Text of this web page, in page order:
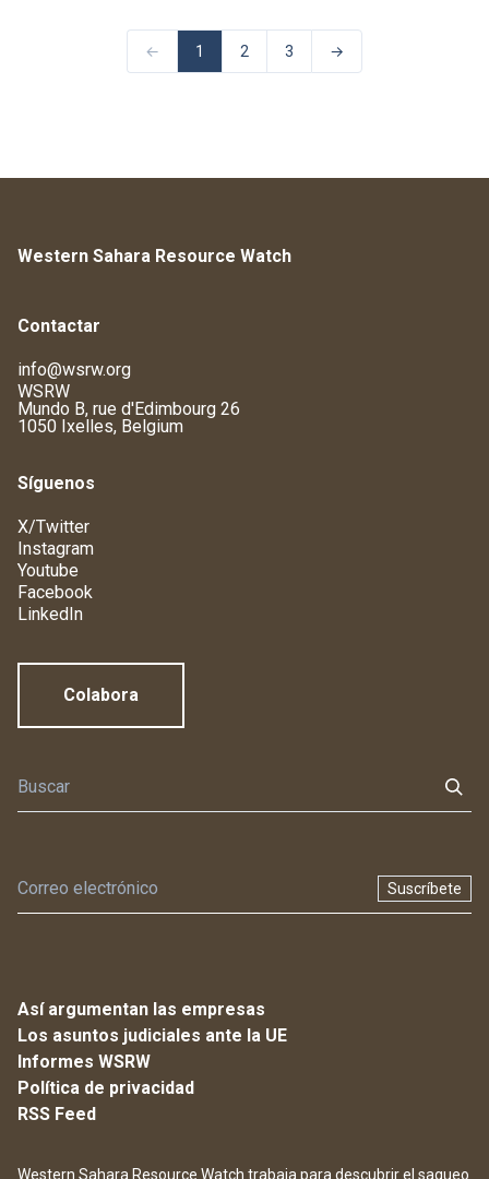
← 1 2 3 →
Western Sahara Resource Watch
Contactar
info@wsrw.org
WSRW
Mundo B, rue d'Edimbourg 26
1050 Ixelles, Belgium
Síguenos
X/Twitter
Instagram
Youtube
Facebook
LinkedIn
Colabora
Suscríbete
Así argumentan las empresas
Los asuntos judiciales ante la UE
Informes WSRW
Política de privacidad
RSS Feed
Western Sahara Resource Watch trabaja para descubrir el saqueo